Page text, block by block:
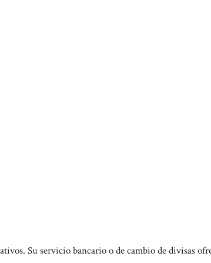
Su servicio bancario o de cambio de divisas